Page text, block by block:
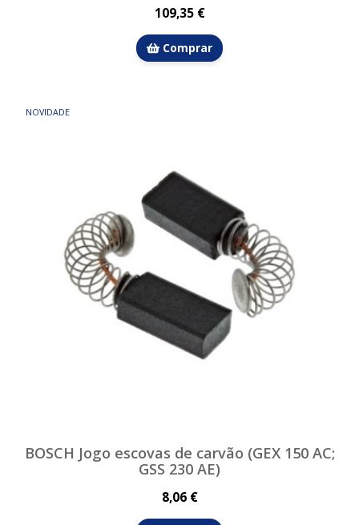
109,35 €
Comprar
NOVIDADE
BOSCH Jogo escovas de carvão (GEX 150 AC;
GSS 230 AE)
8,06 €